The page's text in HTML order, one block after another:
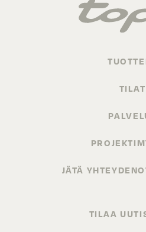
TILAT
JÄTÄ
TILAA